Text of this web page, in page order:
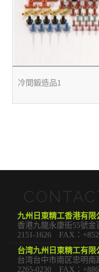
冷間鍛造品1
九州日東精工香港有限
香港九龍永康街55號
2151-1626 FAX：
台湾九州日東精工有限
台湾台中市南区忠明
2265-0230 FAX：